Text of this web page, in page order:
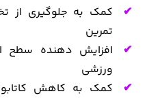
کمک به جلوگیری از
تمرین
افزایش دهنده سطح
ورزشی
کمک به کاهش